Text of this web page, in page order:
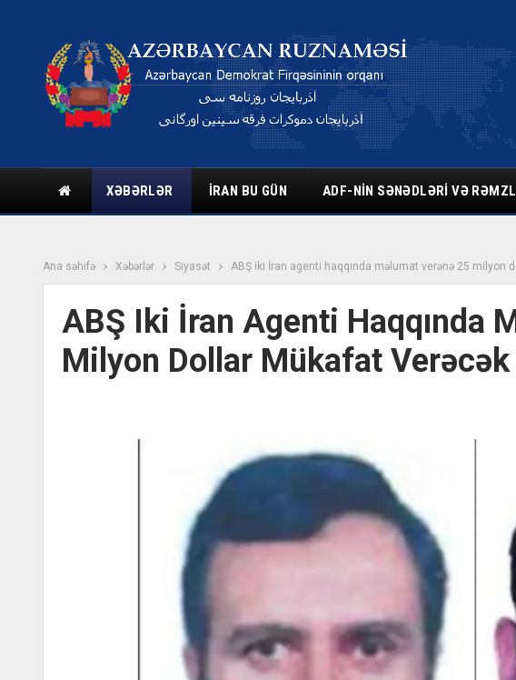
XƏBƏRLƏR İRAN BU GÜN ADF-NIN SƏNƏDLƏRI VƏ
Ana səhifə Xəbərlər Siyasət ABŞ iki İran agenti haqqında məlumat verənə 25 milyon
ABŞ Iki İran Agenti Haqqında
Milyon Dollar Mükafat Verəcək